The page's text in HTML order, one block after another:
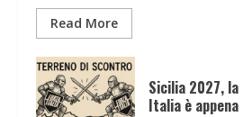
Read More
Sicilia 2027,
Italia è